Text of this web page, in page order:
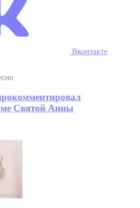
Вконтакте
Святой Анны